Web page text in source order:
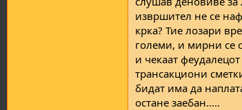
извршител не се
крка? Тие лозари
големи, и мирни се
и чекаат
трансакциони
бидат има да
остане заебан.....